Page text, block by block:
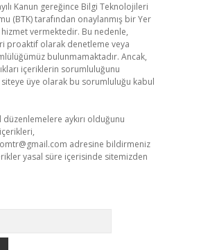
Kanun gereğince Bilgi Teknolojileri
(BTK) tarafından onaylanmış bir Yer
hizmet vermektedir. Bu nedenle,
proaktif olarak denetleme veya
bulunmamaktadır. Ancak,
içeriklerin sorumluluğunu
üye olarak bu sorumluluğu kabul
düzenlemelere aykırı olduğunu
adresine bildirmeniz
yasal süre içerisinde sitemizden